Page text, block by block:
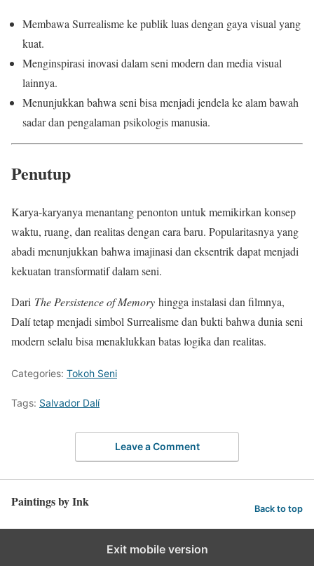
Membawa Surrealisme ke publik luas dengan gaya visual yang
kuat.
Menginspirasi inovasi dalam seni modern dan media visual
lainnya.
Menunjukkan bahwa seni bisa menjadi jendela ke alam bawah
sadar dan pengalaman psikologis manusia.
Penutup
Karya-karyanya menantang penonton untuk memikirkan konsep
waktu, ruang, dan realitas dengan cara baru. Popularitasnya yang
abadi menunjukkan bahwa imajinasi dan eksentrik dapat menjadi
kekuatan transformatif dalam seni.
Dari The Persistence of Memory hingga instalasi dan filmnya,
Dalí tetap menjadi simbol Surrealisme dan bukti bahwa dunia seni
modern selalu bisa menaklukkan batas logika dan realitas.
Categories: Tokoh Seni
Tags: Salvador Dalí
Leave a Comment
Paintings by Ink Back to top
Exit mobile version